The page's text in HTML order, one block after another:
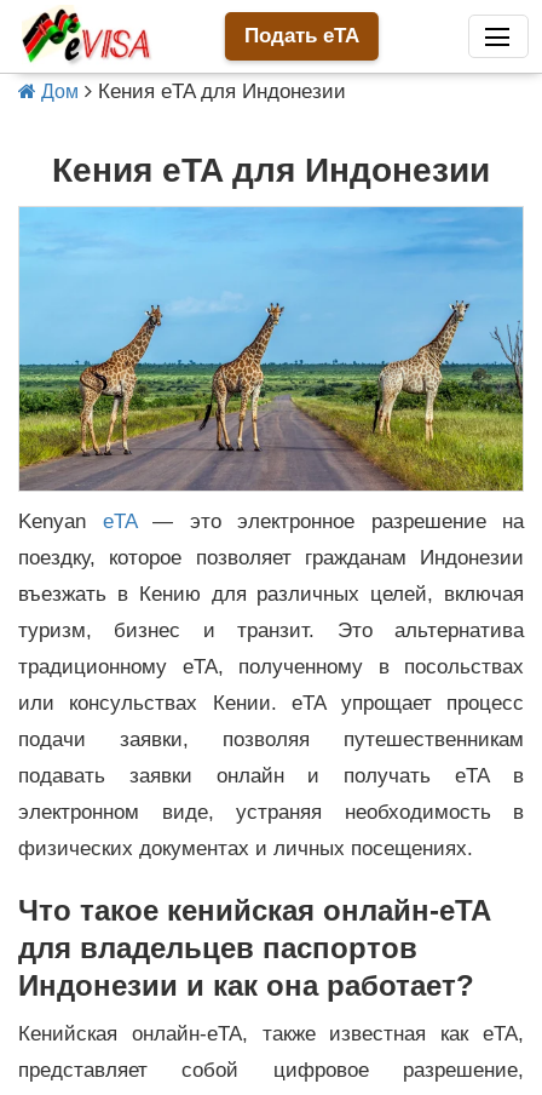
Подать eTA
Дом Кения eTA для Индонезии
Кения eTA для Индонезии
Kenyan eTA— это электронное разрешение на
поездку, которое позволяет гражданам Индонезии
въезжать в Кению для различных целей, включая
туризм, бизнес и транзит. Это альтернатива
традиционному eTA, полученному в посольствах
или консульствах Кении. eTA упрощает процесс
подачи заявки, позволяя путешественникам
подавать заявки онлайн и получать eTA в
электронном виде, устраняя необходимость в
физических документах и ​​личных посещениях.
Что такое кенийская онлайн-eTA
для владельцев паспортов
Индонезии и как она работает?
Кенийская онлайн-eTA, также известная как eTA,
представляет собой цифровое разрешение,